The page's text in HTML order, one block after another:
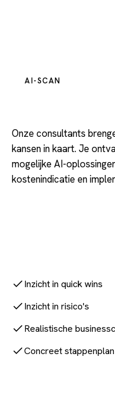
AI-SCAN
Onze consultants
kansen in kaart. Je
mogelijke AI-
kostenindicatie en
Inzicht in quick wins
Inzicht in risico's
Realistische
Concreet stappenplan